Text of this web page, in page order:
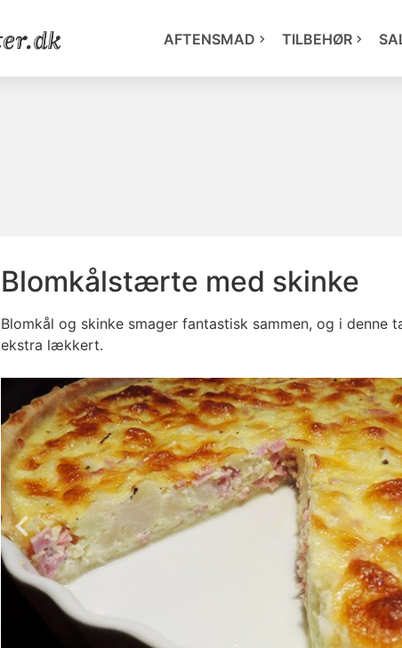
AFTENSMAD TILBEHØR
Blomkålstærte med skinke
Blomkål og skinke smager fantastisk sammen, og i
ekstra lækkert.